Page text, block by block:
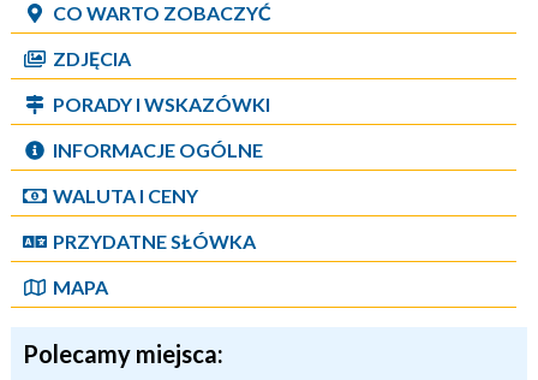
CO WARTO ZOBACZYĆ
ZDJĘCIA
PORADY I WSKAZÓWKI
INFORMACJE OGÓLNE
WALUTA I CENY
PRZYDATNE SŁÓWKA
MAPA
Polecamy miejsca: